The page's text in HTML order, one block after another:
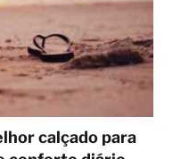
calçado para